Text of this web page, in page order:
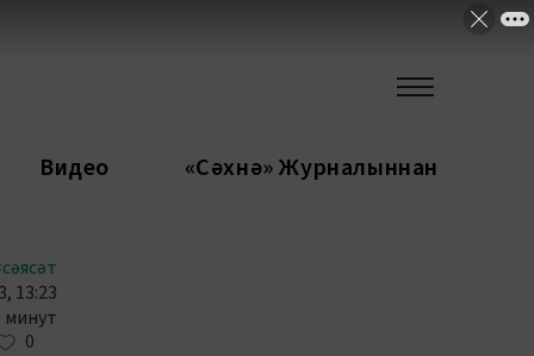
Видео «Сәхнә» Журналыннан
13:23
минут
0